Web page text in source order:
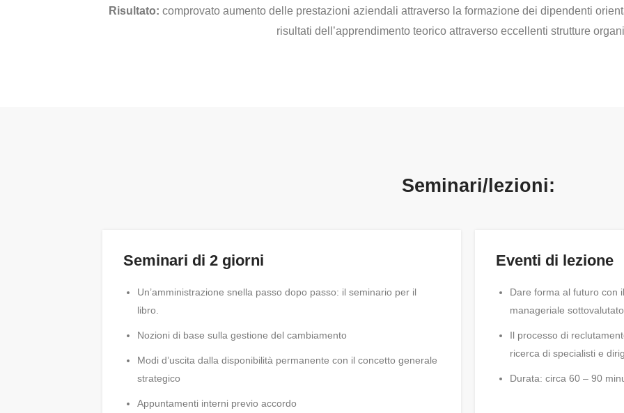
Risultato: comprovato aumento delle prestazioni aziendali attraverso la formazione dei dipendenti
risultati dell’apprendimento teorico attraverso eccellenti strutture
Seminari/lezioni:
Seminari di 2 giorni
Un’amministrazione snella passo dopo passo: il seminario per il
libro.
Nozioni di base sulla gestione del cambiamento
Modi d’uscita dalla disponibilità permanente con il concetto generale
strategico
Appuntamenti interni previo accordo
Eventi di lezione
Dare forma al futuro con
manageriale sottovalutato
Il processo di
ricerca di specialisti e
Durata: circa 60 – 90